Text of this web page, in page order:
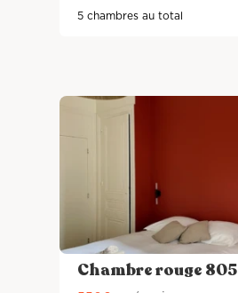
5 chambres au total
Chambre rouge 805